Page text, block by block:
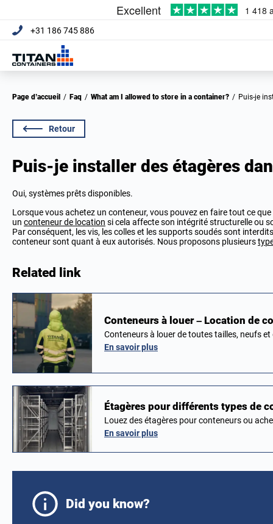
+31 186 745 886
Page d’accueil / Faq / What am I allowed to store in a container? / Puis-je
Retour
Puis-je installer des étagères
Oui, systèmes prêts disponibles.
Lorsque vous achetez un conteneur, vous pouvez en faire tout ce
un conteneur de location si cela affecte son intégrité structurelle ou
Par conséquent, les vis, les colles et les supports soudés sont
conteneur sont quant à eux autorisés. Nous proposons plusieurs
Related link
Conteneurs à louer – Location de
Conteneurs à louer de toutes tailles, neufs
En savoir plus
Étagères pour différents types de
Louez des étagères pour conteneurs ou
En savoir plus
Did you know?